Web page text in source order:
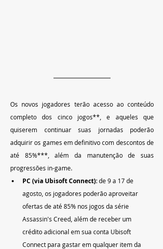
Os novos jogadores terão acesso ao conteúdo
completo dos cinco jogos**, e aqueles que
quiserem continuar suas jornadas poderão
adquirir os games em definitivo com descontos de
até 85%***, além da manutenção de suas
progressões in-game.
PC (via Ubisoft Connect): de 9 a 17 de
agosto, os jogadores poderão aproveitar
ofertas de até 85% nos jogos da série
Assassin's Creed, além de receber um
crédito adicional em sua conta Ubisoft
Connect para gastar em qualquer item da